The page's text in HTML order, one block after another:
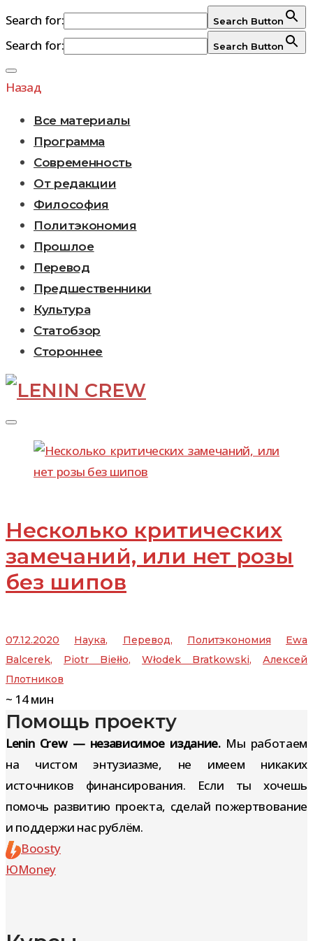
Search for: Search Button
Search for: Search Button
Перейти
к
Назад
Все материалы
Программа
Современность
От редакции
Философия
Политэкономия
Прошлое
Перевод
Предшественники
Культура
Статобзор
Стороннее
Метка:
Bratkowski
Несколько критических
замечаний, или нет розы
без шипов
07.12.2020 Наука, Перевод, Политэкономия
Ewa
Balcerek, Piotr Biełło, Włodek Bratkowski, Алексей
Плотников
~ 14мин
Помощь проекту
Lenin Crew — независимое издание.Мы работаем
на чистом энтузиазме, не имеем никаких
источников финансирования. Если ты хочешь
помочь развитию проекта, сделай пожертвование
и поддержи нас рублём.
Boosty
ЮMoney